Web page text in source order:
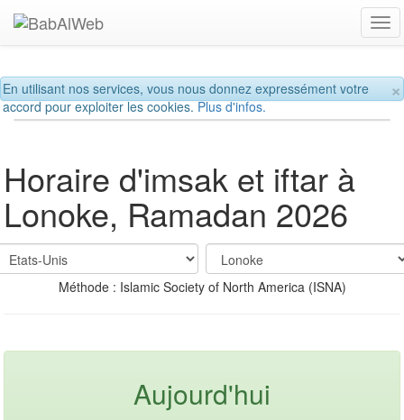
×
En utilisant nos services, vous nous donnez expressément votre
accord pour exploiter les cookies.Plus d'infos.
Horaire d'imsak et iftar à
Lonoke, Ramadan 2026
Méthode : Islamic Society of North America (ISNA)
Aujourd'hui